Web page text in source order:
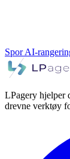
Spor AI-
LPagery hjelper
drevne verktøy